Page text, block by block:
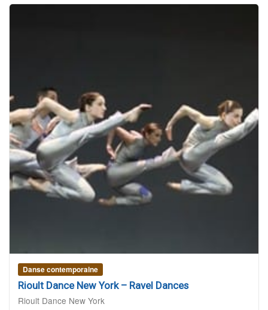
Danse contemporaine
Rioult Dance New York – Ravel Dances
Rioult Dance New York